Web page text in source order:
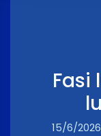
Fasi
15/6/